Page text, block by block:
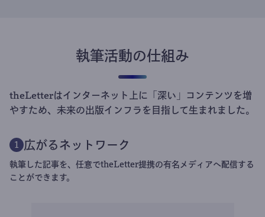
執筆活動の仕組み
theLetterはインターネット上に「深い」コンテンツを増
やすため、未来の出版インフラを目指して生まれました。
1 広がるネットワーク
執筆した記事を、任意でtheLetter提携の有名メディアへ配信する
ことができます。